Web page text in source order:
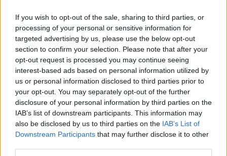
If you wish to opt-out of the sale, sharing to third parties, or
processing of your personal or sensitive information for
targeted advertising by us, please use the below opt-out
section to confirm your selection. Please note that after your
opt-out request is processed you may continue seeing
interest-based ads based on personal information utilized by
us or personal information disclosed to third parties prior to
your opt-out. You may separately opt-out of the further
disclosure of your personal information by third parties on the
IAB’s list of downstream participants. This information may
also be disclosed by us to third parties on the IAB’s List of
Downstream Participants that may further disclose it to other
Σε εντυπωσιακή απόχρωση “Dune” το Pixel 11
Pro XL
ΓΙΏΡΓΟΣ ΓΡΊΒΑΣ
Motorola: ετοιμάζει δυναμική επιστροφή στα
smartwatches
By ΓΙΏΡΓΟΣ ΓΡΊΒΑΣ 3 Αυγούστου, 2026
ΕΤΙΚΕΤΕΣ